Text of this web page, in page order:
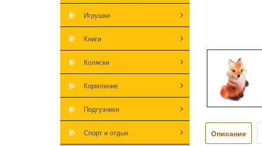
Игрушки
Книги
Коляски
Кормление
Подгузники
Спорт и отдых Описание